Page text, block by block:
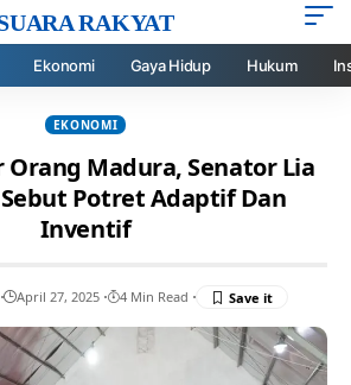
RAKYAT
Ekonomi Gaya Hidup Hukum
EKONOMI
Madura, Senator Lia
Potret Adaptif Dan
Inventif
April 27, 2025 4 Min Read